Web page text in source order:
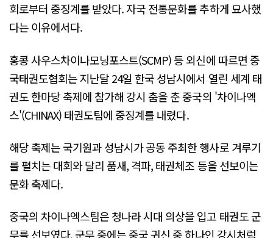
회로부터 중징계를 받았다. 자국 전통문화를 추하게 묘사했
다는 이유에서다.
홍콩 사우스차이나모닝포스트(SCMP) 등 외신에 따르면 중
국태권도협회는 지난달 24일 한국 성남시에서 열린 세계 태
권도 한마당 축제에 참가해 강시 춤을 춘 중국의 '차이나엑
스'(CHINAX) 태권도팀에 중징계를 내렸다.
해당 축제는 국기원과 성남시가 공동 주최한 행사로 겨루기
를 펼치는 대회와 달리 품새, 격파, 태권체조 등을 선보이는
문화 축제다.
중국의 차이나엑스팀은 청나라 시대 의상을 입고 태권도 군
무를 선보였다. 군무 중에는 중국 귀신 중 하나인 강시처럼